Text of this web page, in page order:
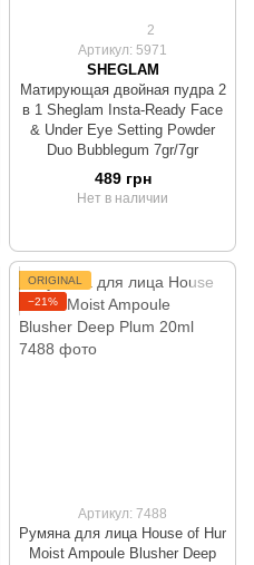
2
Артикул: 5971
SHEGLAM
Матирующая двойная пудра 2
в 1 Sheglam Insta-Ready Face
& Under Eye Setting Powder
Duo Bubblegum 7gr/7gr
489 грн
Нет в наличии
ORIGINAL
−21%
Артикул: 7488
Румяна для лица House of Hur
Moist Ampoule Blusher Deep